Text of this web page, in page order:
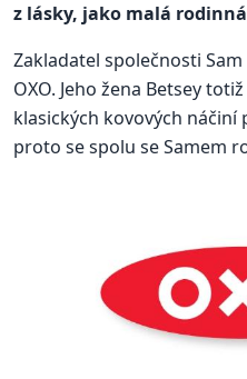
z lásky, jako malá
Zakladatel společnosti
OXO. Jeho žena Betsey
klasických kovových
proto se spolu se Samem